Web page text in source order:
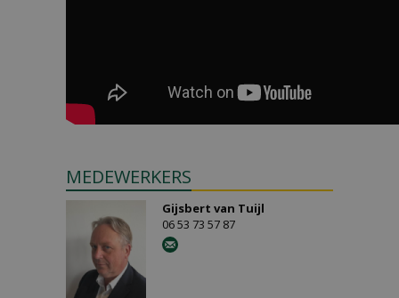
MEDEWERKERS
Gijsbert van Tuijl
06 53 73 57 87